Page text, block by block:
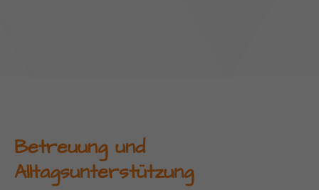
Betreuung und
Alltagsunterstützung